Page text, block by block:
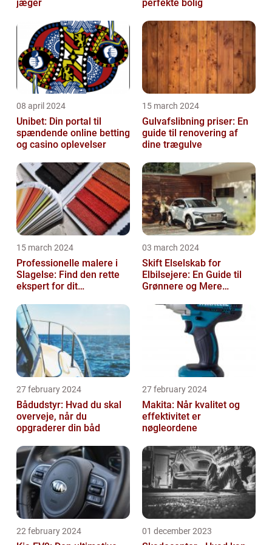
jæger perfekte bolig
08 april 2024
Unibet: Din portal til
spændende online betting
og casino oplevelser
15 march 2024
Gulvafslibning priser: En
guide til renovering af
dine trægulve
15 march 2024
Professionelle malere i
Slagelse: Find den rette
ekspert for dit
03 march 2024
Skift Elselskab for
Elbilsejere: En Guide til
Grønnere og Mere
27 february 2024
Bådudstyr: Hvad du skal
overveje, når du
opgraderer din båd
27 february 2024
Makita: Når kvalitet og
effektivitet er
nøgleordene
22 february 2024 01 december 2023